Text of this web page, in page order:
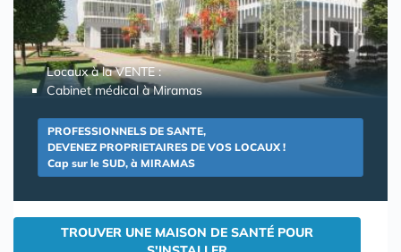
Locaux à la VENTE :
Cabinet médical à Miramas
PROFESSIONNELS DE SANTE,
DEVENEZ PROPRIETAIRES DE VOS LOCAUX !
Cap sur le SUD, à MIRAMAS
TROUVER UNE MAISON DE SANTÉ POUR